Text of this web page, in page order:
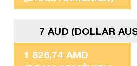
7 AUD (DOLLAR
1 826,74 AMD